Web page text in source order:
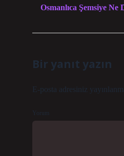
Osmanlıca Şemsiye Ne
Bir yanıt yazın
E-posta adresiniz
Yorum